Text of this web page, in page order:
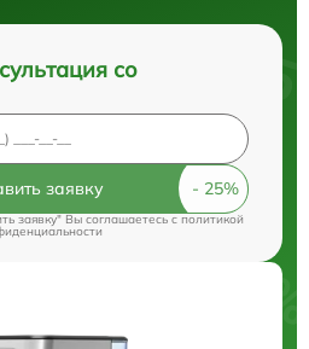
со
заявку
заявку" Вы соглашаетесь cполитикой